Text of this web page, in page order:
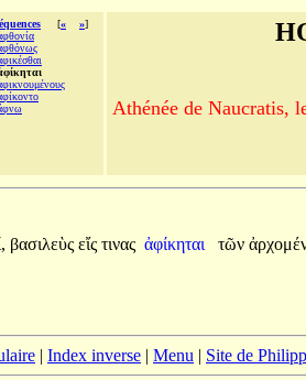
[« »]
Athénée de Naucratis,
βασιλεὺς εἴς τινας ἀφίκηται τῶν
| Index inverse | Menu | Site de